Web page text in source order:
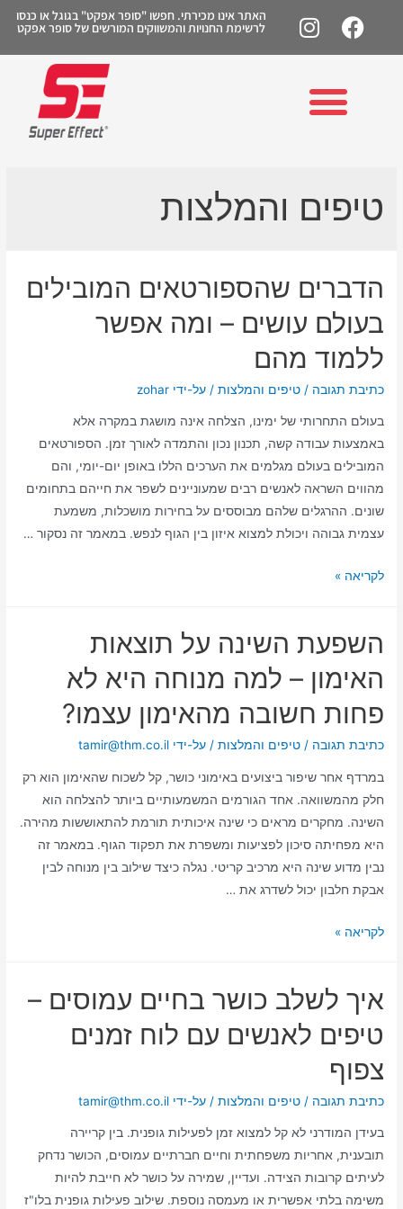
האתר אינו מכירתי. חפשו "סופר אפקט" בגוגל או כנסו
לרשימת החנויות והמשווקים המורשים של סופר אפקט
טיפים והמלצות
הדברים שהספורטאים המובילים
בעולם עושים – ומה אפשר
ללמוד מהם
כתיבת תגובה /טיפים והמלצות / על-ידי zohar
בעולם התחרותי של ימינו, הצלחה אינה מושגת במקרה אלא
באמצעות עבודה קשה, תכנון נכון והתמדה לאורך זמן. הספורטאים
המובילים בעולם מגלמים את הערכים הללו באופן יום-יומי, והם
מהווים השראה לאנשים רבים שמעוניינים לשפר את חייהם בתחומים
שונים. ההרגלים שלהם מבוססים על בחירות מושכלות, משמעת
עצמית גבוהה ויכולת למצוא איזון בין הגוף לנפש. במאמר זה נסקור …
לקריאה »
השפעת השינה על תוצאות
האימון – למה מנוחה היא לא
פחות חשובה מהאימון עצמו?
כתיבת תגובה /טיפים והמלצות / על-ידי tamir@thm.co.il
במרדף אחר שיפור ביצועים באימוני כושר, קל לשכוח שהאימון הוא רק
חלק מהמשוואה. אחד הגורמים המשמעותיים ביותר להצלחה הוא
השינה. מחקרים מראים כי שינה איכותית תורמת להתאוששות מהירה.
היא מפחיתה סיכון לפציעות ומשפרת את תפקוד הגוף. במאמר זה
נבין מדוע שינה היא מרכיב קריטי. נגלה כיצד שילוב בין מנוחה לבין
אבקת חלבון יכול לשדרג את …
לקריאה »
איך לשלב כושר בחיים עמוסים –
טיפים לאנשים עם לוח זמנים
צפוף
כתיבת תגובה /טיפים והמלצות / על-ידי tamir@thm.co.il
בעידן המודרני לא קל למצוא זמן לפעילות גופנית. בין קריירה
תובענית, אחריות משפחתית וחיים חברתיים עמוסים, הכושר נדחק
לעיתים קרובות הצידה. ועדיין, שמירה על כושר לא חייבת להיות
משימה בלתי אפשרית או מעמסה נוספת. שילוב פעילות גופנית בלו"ז